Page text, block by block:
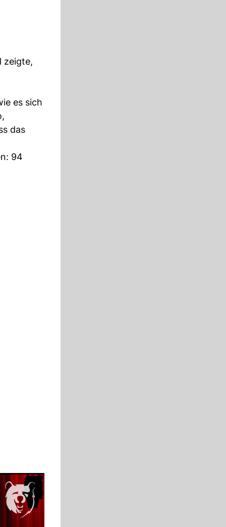
zeigte,
es sich
das
94